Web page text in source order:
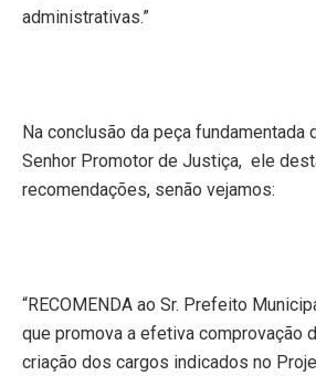
administrativas.”
Na conclusão da peça fundamentada
Senhor Promotor de Justiça, ele
recomendações, senão vejamos:
“RECOMENDA ao Sr. Prefeito
que promova a efetiva comprovação
criação dos cargos indicados no